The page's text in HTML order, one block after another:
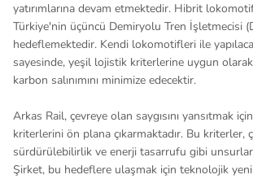
yatırımlarına devam etmektedir. Hibrit
Türkiye'nin üçüncü Demiryolu Tren İşletmecisi
hedeflemektedir. Kendi lokomotifleri ile
sayesinde, yeşil lojistik kriterlerine uygun
karbon salınımını minimize edecektir.
Arkas Rail, çevreye olan saygısını yansıtmak
kriterlerini ön plana çıkarmaktadır. Bu kriterler,
sürdürülebilirlik ve enerji tasarrufu gibi
Şirket, bu hedeflere ulaşmak için teknolojik